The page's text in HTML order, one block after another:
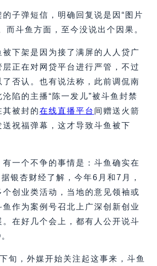
子弹短信，明确回复说是因“图片
而斗鱼方面，至今没说出个因果。
下架是因为接了满屏的人人贷广
正在对网贷平台进行严管，不过
了否认。也有说法称，此前调侃南
陷的主播“陈一发儿”被斗鱼封禁
其被封的在线直播平台 间赠送火箭
祝福弹幕，这才导致斗鱼被下
有一个不争的事情是：斗鱼确实在
银杏财经了解，今年6月和7月，
创业类活动，当地的意见领袖或
作为案例号召北上广深创新创业
在好几个会上，都有人公开说斗
旬，外媒开始关注起这事来，斗鱼